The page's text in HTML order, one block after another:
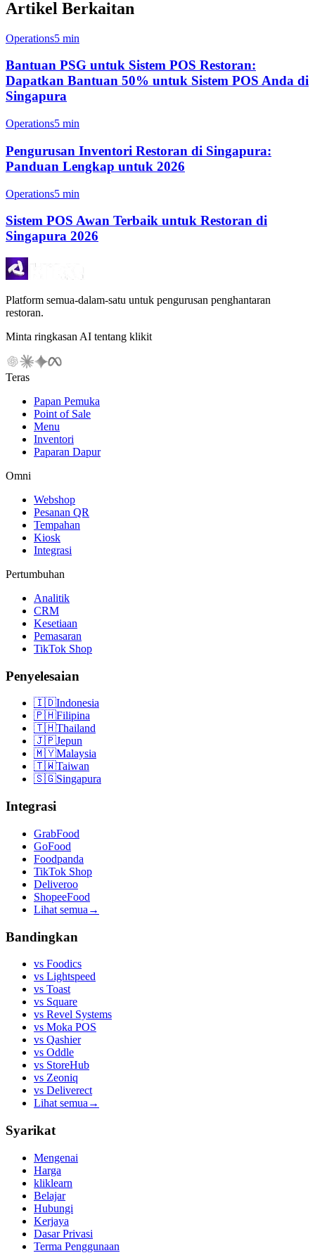
Artikel Berkaitan
Operations5 min
Bantuan PSG untuk Sistem POS Restoran:
Dapatkan Bantuan 50% untuk Sistem POS Anda di
Singapura
Operations5 min
Pengurusan Inventori Restoran di Singapura:
Panduan Lengkap untuk 2026
Operations5 min
Sistem POS Awan Terbaik untuk Restoran di
Singapura 2026
Platform semua-dalam-satu untuk pengurusan penghantaran
restoran.
Minta ringkasan AI tentang klikit
Teras
Papan Pemuka
Point of Sale
Menu
Inventori
Paparan Dapur
Omni
Webshop
Pesanan QR
Tempahan
Kiosk
Integrasi
Pertumbuhan
Analitik
CRM
Kesetiaan
Pemasaran
TikTok Shop
Penyelesaian
🇮🇩Indonesia
🇵🇭Filipina
🇹🇭Thailand
🇯🇵Jepun
🇲🇾Malaysia
🇹🇼Taiwan
🇸🇬Singapura
Integrasi
GrabFood
GoFood
Foodpanda
TikTok Shop
Deliveroo
ShopeeFood
Lihat semua →
Bandingkan
vs Foodics
vs Lightspeed
vs Toast
vs Square
vs Revel Systems
vs Moka POS
vs Qashier
vs Oddle
vs StoreHub
vs Zeoniq
vs Deliverect
Lihat semua →
Syarikat
Mengenai
Harga
kliklearn
Belajar
Hubungi
Kerjaya
Dasar Privasi
Terma Penggunaan